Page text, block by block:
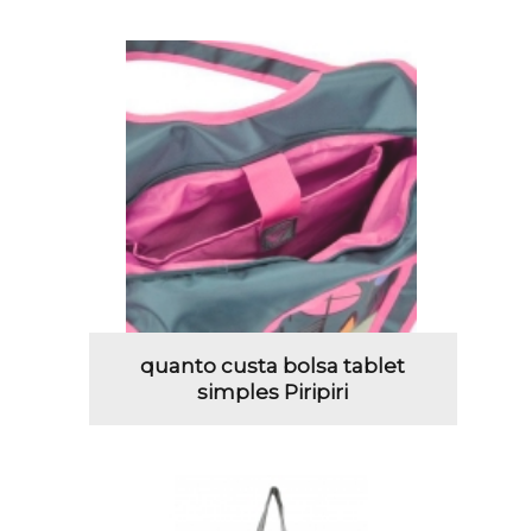
quanto custa bolsa tablet
simples Piripiri